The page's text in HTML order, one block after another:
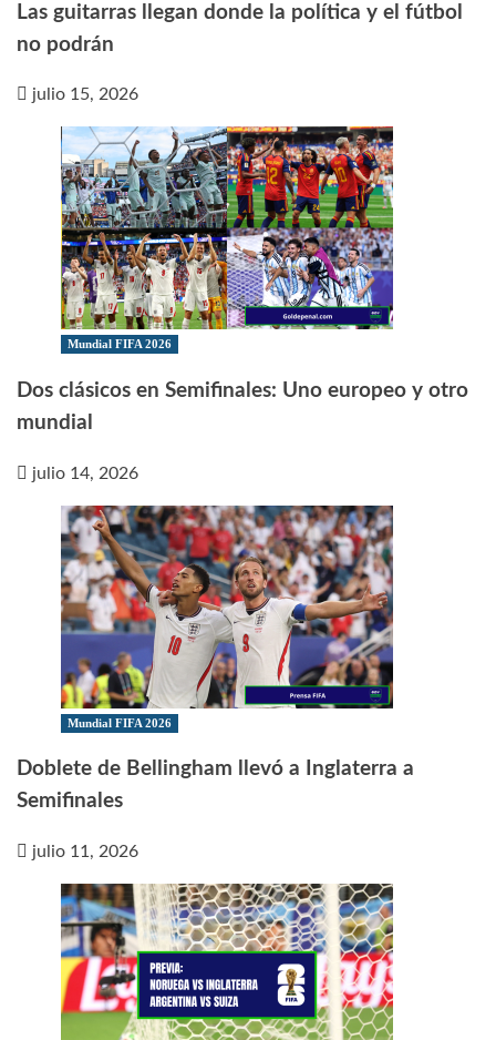
Las guitarras llegan donde la política y el fútbol
no podrán
julio 15, 2026
Mundial FIFA 2026
Dos clásicos en Semifinales: Uno europeo y otro
mundial
julio 14, 2026
Mundial FIFA 2026
Doblete de Bellingham llevó a Inglaterra a
Semifinales
julio 11, 2026